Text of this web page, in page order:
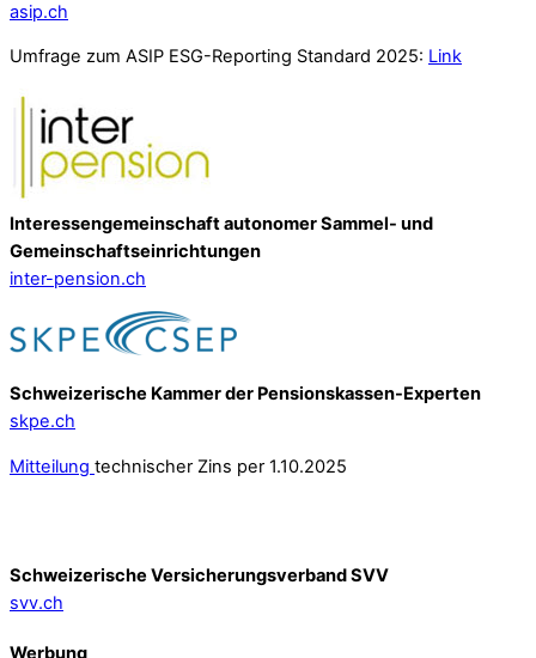
asip.ch
Umfrage zum ASIP ESG-Reporting Standard 2025: Link
Interessengemeinschaft autonomer Sammel- und
Gemeinschafts­einrichtungen
inter-pension.ch
Schweizerische Kammer der Pensionskassen-Experten
skpe.ch
Mitteilung technischer Zins per 1.10.2025
Schweizerische Versicherungsverband SVV
svv.ch
Werbung